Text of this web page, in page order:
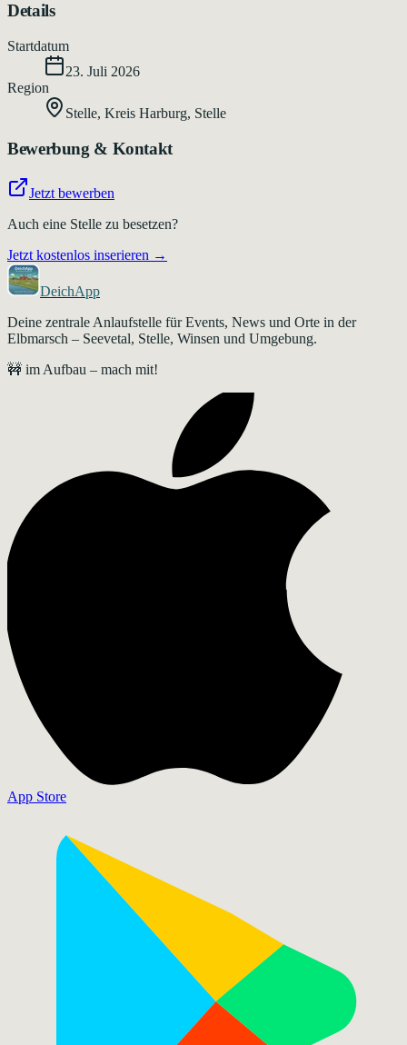
Details
Startdatum
23. Juli 2026
Region
Stelle, Kreis Harburg, Stelle
Bewerbung & Kontakt
Jetzt bewerben
Auch eine Stelle zu besetzen?
Jetzt kostenlos inserieren →
DeichApp
Deine zentrale Anlaufstelle für Events, News und Orte in der
Elbmarsch – Seevetal, Stelle, Winsen und Umgebung.
🚧 im Aufbau – mach mit!
App Store